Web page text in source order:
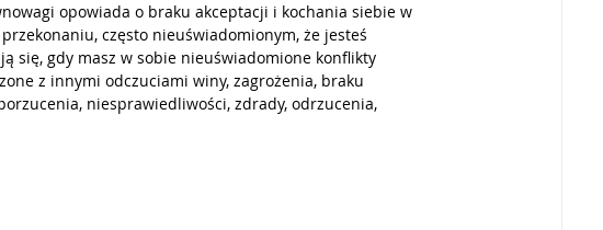
opowiada o braku akceptacji i kochania siebie w
często nieuświadomionym, że jesteś
się, gdy masz w sobie nieuświadomione konflikty
z innymi odczuciami winy, zagrożenia, braku
niesprawiedliwości, zdrady, odrzucenia,